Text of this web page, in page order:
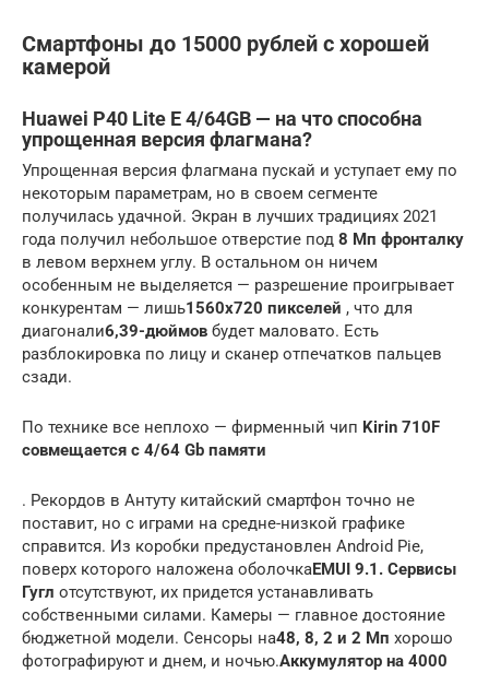
Смартфоны до 15000 рублей с хорошей
камерой
Huawei P40 Lite E 4/64GB — на что способна
упрощенная версия флагмана?
Упрощенная версия флагмана пускай и уступает ему по
некоторым параметрам, но в своем сегменте
получилась удачной. Экран в лучших традициях 2021
года получил небольшое отверстие под 8 Мп фронталку
в левом верхнем углу. В остальном он ничем
особенным не выделяется — разрешение проигрывает
конкурентам — лишь1560х720 пикселей , что для
диагонали6,39-дюймов будет маловато. Есть
разблокировка по лицу и сканер отпечатков пальцев
сзади.
По технике все неплохо — фирменный чип Kirin 710F
совмещается с 4/64 Gb памяти
. Рекордов в Антуту китайский смартфон точно не
поставит, но с играми на средне-низкой графике
справится. Из коробки предустановлен Android Pie,
поверх которого наложена оболочкаEMUI 9.1. Сервисы
Гугл отсутствуют, их придется устанавливать
собственными силами. Камеры — главное достояние
бюджетной модели. Сенсоры на48, 8, 2 и 2 Мп хорошо
фотографируют и днем, и ночью.Аккумулятор на 4000